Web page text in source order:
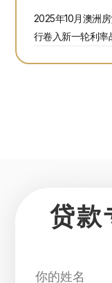
2025年10月澳洲
行卷入新一轮利率
贷款